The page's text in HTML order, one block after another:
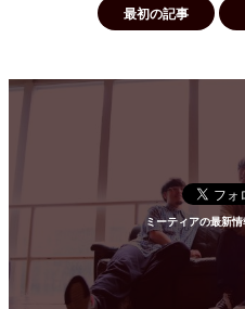
最初の記事
ミーティアの最新